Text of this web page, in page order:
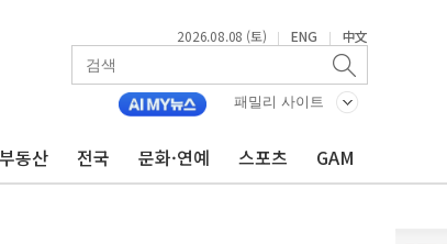
2026.08.08 (토) | ENG | 中文
패밀리 사이트
부동산 전국 문화·연예 스포츠 GAM
세
엘·이란 위협에 맞설 자체 억지력 강화
제동
스톱'… 美 해상봉쇄 영향